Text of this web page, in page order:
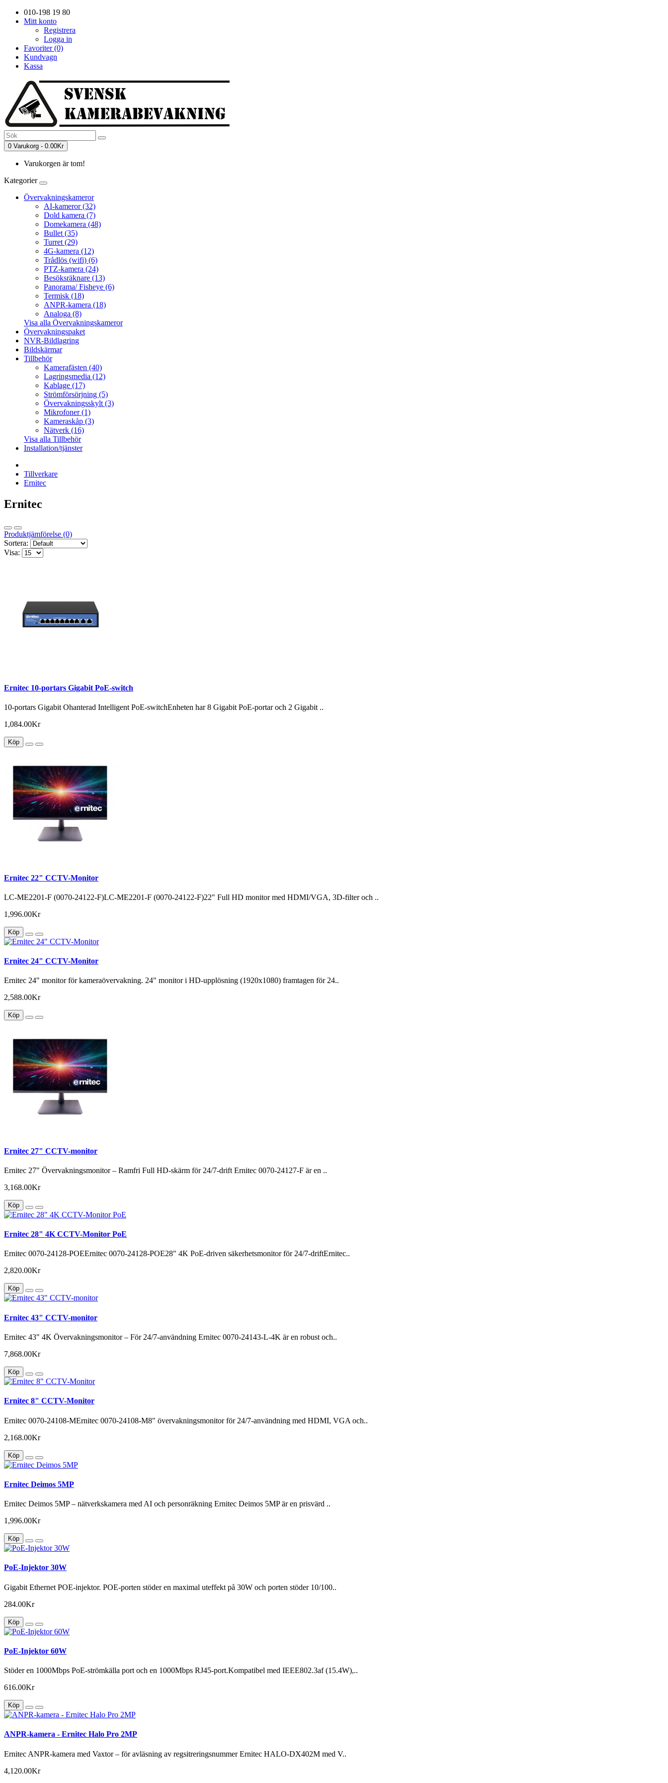
010-198 19 80
Mitt konto
Registrera
Logga in
Favoriter (0)
Kundvagn
Kassa
0 Varukorg - 0.00Kr
Varukorgen är tom!
Kategorier
Övervakningskameror
AI-kameror (32)
Dold kamera (7)
Domekamera (48)
Bullet (35)
Turret (29)
4G-kamera (12)
Trådlös (wifi) (6)
PTZ-kamera (24)
Besöksräknare (13)
Panorama/ Fisheye (6)
Termisk (18)
ANPR-kamera (18)
Analoga (8)
Visa alla Övervakningskameror
Övervakningspaket
NVR-Bildlagring
Bildskärmar
Tillbehör
Kamerafästen (40)
Lagringsmedia (12)
Kablage (17)
Strömförsörjning (5)
Övervakningsskylt (3)
Mikrofoner (1)
Kameraskåp (3)
Nätverk (16)
Visa alla Tillbehör
Installation/tjänster
Tillverkare
Ernitec
Ernitec
Produktjämförelse (0)
Sortera:
Visa:
Ernitec 10-portars Gigabit PoE-switch
10-portars Gigabit Ohanterad Intelligent PoE -switchEnheten har 8 Gigabit PoE-portar och 2 Gigabit ..
1,084.00Kr
Köp
Ernitec 22" CCTV-Monitor
LC-ME2201-F (0070-24122-F)LC-ME2201-F (0070-24122-F)22" Full HD monitor med HDMI/VGA, 3D-filter och ..
1,996.00Kr
Köp
Ernitec 24" CCTV-Monitor
Ernitec 24" monitor för kameraövervakning. 24" monitor i HD-upplösning (1920x1080) framtagen för 24..
2,588.00Kr
Köp
Ernitec 27" CCTV-monitor
Ernitec 27" Övervakningsmonitor – Ramfri Full HD-skärm för 24/7-drift Ernitec 0070-24127-F är en ..
3,168.00Kr
Köp
Ernitec 28" 4K CCTV-Monitor PoE
Ernitec 0070-24128-POEErnitec 0070-24128-POE28" 4K PoE-driven säkerhetsmonitor för 24/7-driftErnitec..
2,820.00Kr
Köp
Ernitec 43" CCTV-monitor
Ernitec 43" 4K Övervakningsmonitor – För 24/7-användning Ernitec 0070-24143-L-4K är en robust och..
7,868.00Kr
Köp
Ernitec 8" CCTV-Monitor
Ernitec 0070-24108-MErnitec 0070-24108-M8" övervakningsmonitor för 24/7-användning med HDMI, VGA och..
2,168.00Kr
Köp
Ernitec Deimos 5MP
Ernitec Deimos 5MP – nätverkskamera med AI och personräkning Ernitec Deimos 5MP är en prisvärd ..
1,996.00Kr
Köp
PoE-Injektor 30W
Gigabit Ethernet POE-injektor. POE-porten stöder en maximal uteffekt på 30W och porten stöder 10/100..
284.00Kr
Köp
PoE-Injektor 60W
Stöder en 1000Mbps PoE-strömkälla port och en 1000Mbps RJ45-port.Kompatibel med IEEE802.3af (15.4W),..
616.00Kr
Köp
ANPR-kamera - Ernitec Halo Pro 2MP
Ernitec ANPR-kamera med Vaxtor – för avläsning av regsitreringsnummer Ernitec HALO-DX402M med V..
4,120.00Kr